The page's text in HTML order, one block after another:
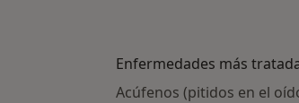
Enfermedades más
Acúfenos (pitidos en el